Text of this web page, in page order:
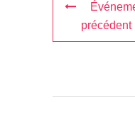
précédent